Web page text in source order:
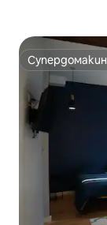
Супердомакин
Супердомакин